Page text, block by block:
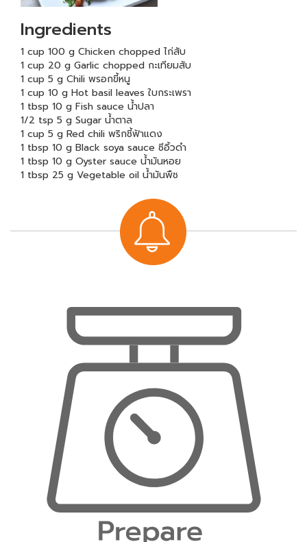
Ingredients
1 cup 100 g Chicken chopped ไก่สับ
1 cup 20 g Garlic chopped กะเทียมสับ
1 cup 5 g Chili พรอกขี้หนู
1 cup 10 g Hot basil leaves ใบกระเพรา
1 tbsp 10 g Fish sauce น้ำปลา
1/2 tsp 5 g Sugar น้ำตาล
1 cup 5 g Red chili พริกชี้ฟ้าแดง
1 tbsp 10 g Black soya sauce ซีอิ้วดำ
1 tbsp 10 g Oyster sauce น้ำมันหอย
1 tbsp 25 g Vegetable oil น้ำมันพืช